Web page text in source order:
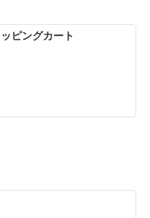
ピングカート